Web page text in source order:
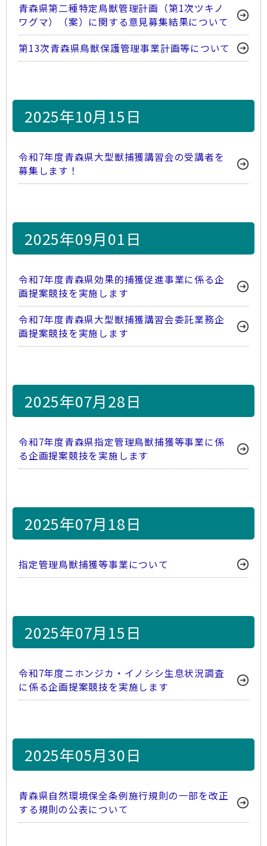
青森県第二種特定鳥獣管理計画（第1次ツキノ
ワグマ）（案）に関する意見募集結果について
第13次青森県鳥獣保護管理事業計画等について
2025年10月15日
令和7年度青森県大型獣捕獲講習会の受講者を
募集します！
2025年09月01日
令和7年度青森県効果的捕獲促進事業に係る企
画提案競技を実施します
令和7年度青森県大型獣捕獲講習会委託業務企
画提案競技を実施します
2025年07月28日
令和7年度青森県指定管理鳥獣捕獲等事業に係
る企画提案競技を実施します
2025年07月18日
指定管理鳥獣捕獲等事業について
2025年07月15日
令和7年度ニホンジカ・イノシシ生息状況調査
に係る企画提案競技を実施します
2025年05月30日
青森県自然環境保全条例施行規則の一部を改正
する規則の公表について